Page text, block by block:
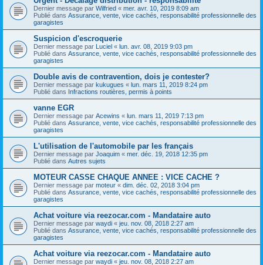
Dernier message par Wilfried « mer. avr. 10, 2019 8:09 am
Publié dans Assurance, vente, vice cachés, responsabilité professionnelle des
garagistes
Suspicion d'escroquerie
Dernier message par Luciel « lun. avr. 08, 2019 9:03 pm
Publié dans Assurance, vente, vice cachés, responsabilité professionnelle des
garagistes
Double avis de contravention, dois je contester?
Dernier message par kukugues « lun. mars 11, 2019 8:24 pm
Publié dans Infractions routières, permis à points
vanne EGR
Dernier message par Acewins « lun. mars 11, 2019 7:13 pm
Publié dans Assurance, vente, vice cachés, responsabilité professionnelle des
garagistes
L'utilisation de l'automobile par les français
Dernier message par Joaquim « mer. déc. 19, 2018 12:35 pm
Publié dans Autres sujets
MOTEUR CASSE CHAQUE ANNEE : VICE CACHE ?
Dernier message par moteur « dim. déc. 02, 2018 3:04 pm
Publié dans Assurance, vente, vice cachés, responsabilité professionnelle des
garagistes
Achat voiture via reezocar.com - Mandataire auto
Dernier message par waydi « jeu. nov. 08, 2018 2:27 am
Publié dans Assurance, vente, vice cachés, responsabilité professionnelle des
garagistes
Achat voiture via reezocar.com - Mandataire auto
Dernier message par waydi « jeu. nov. 08, 2018 2:27 am